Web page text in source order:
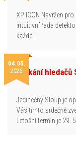
XP ICON Navržen
intuitivní řada
každé…
04.05.
2026Setkání hledačů
Jedinečný Sloup je
Vás tímto srdečně
Letošní termín je 29.